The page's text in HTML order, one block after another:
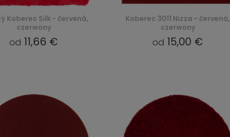
Koberec Silk - červená,
czerwony
od 11,66 €
Koberec 3011 Nizza - červená,
czerwony
od 15,00 €